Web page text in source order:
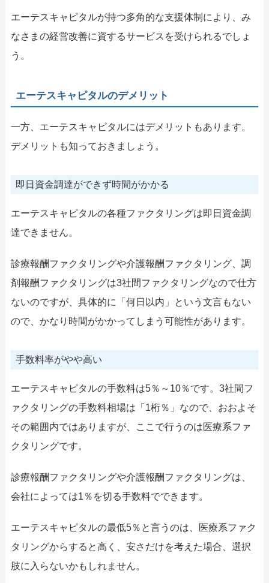
エーテスキャピタルが持つ多角的な支援体制により、み
なさまの経営改善に資するサービスを受けられるでしょ
う。
エーテスキャピタルのデメリット
一方、エーテスキャピタルにはデメリットもあります。
デメリットも知っておきましょう。
即日資金調達ができず時間がかかる
エーテスキャピタルの各種ファクタリングは即日資金調
達できません。
診療報酬ファクタリングや介護報酬ファクタリング、調
剤報酬ファクタリングは3社間ファクタリングなので仕方
ないのですが、具体的に「何日以内」という文言もない
ので、かなり時間がかかってしまう可能性があります。
手数料率がやや高い
エーテスキャピタルの手数料は5％～10％です。3社間フ
ァクタリングの手数料相場は「1桁％」なので、おおよそ
その範囲内ではありますが、ここで行うのは医療系ファ
クタリングです。
診療報酬ファクタリングや介護報酬ファクタリングは、
会社によっては1％を切る手数料でできます。
エーテスキャピタルの最低5％と言うのは、医療系ファク
タリングからすると高く、安さだけを考えた場合、選択
肢に入らないかもしれません。